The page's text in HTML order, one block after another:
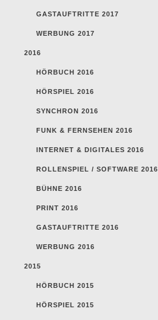
GASTAUFTRITTE 2017
WERBUNG 2017
2016
HÖRBUCH 2016
HÖRSPIEL 2016
SYNCHRON 2016
FUNK & FERNSEHEN 2016
INTERNET & DIGITALES 2016
ROLLENSPIEL / SOFTWARE 2016
BÜHNE 2016
PRINT 2016
GASTAUFTRITTE 2016
WERBUNG 2016
2015
HÖRBUCH 2015
HÖRSPIEL 2015